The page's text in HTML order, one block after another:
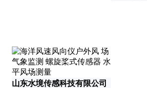
山东水境传感科技有限公司